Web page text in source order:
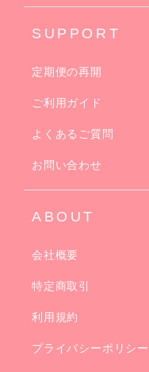
SUPPORT
定期便の再開
ご利用ガイド
よくあるご質問
お問い合わせ
ABOUT
会社概要
特定商取引
利用規約
プライバシーポリシー